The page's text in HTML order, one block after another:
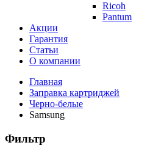
Ricoh
Pantum
Акции
Гарантия
Статьи
О компании
Главная
Заправка картриджей
Черно-белые
Samsung
Фильтр